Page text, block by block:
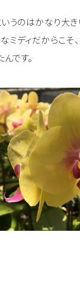
うのはかなり大
ミディだからこそ
です。